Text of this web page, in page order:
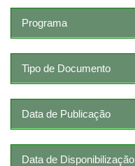
Programa
Tipo de Documento
Data de Publicação
Data de Disponibilização